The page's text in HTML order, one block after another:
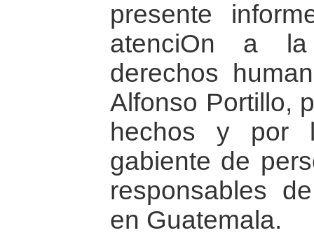
presente
atenciOn a
derechos
Alfonso Portillo,
hechos y por
gabiente de
responsables
en Guatemala.